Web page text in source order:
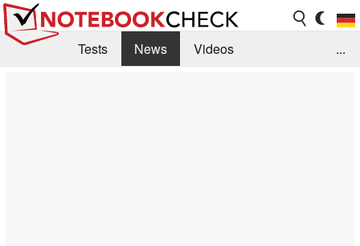
Tests News
Videos
...